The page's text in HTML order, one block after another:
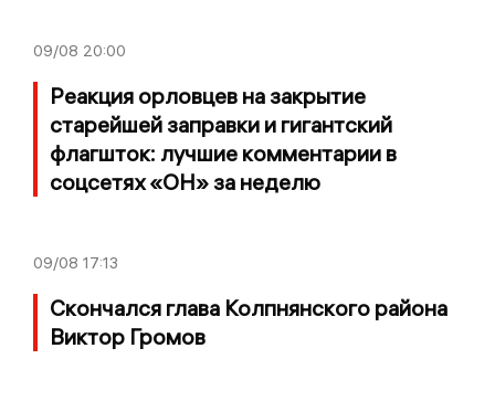
09/08 20:00
Реакция орловцев на закрытие
старейшей заправки и гигантский
флагшток: лучшие комментарии в
соцсетях «ОН» за неделю
09/08 17:13
Скончался глава Колпнянского района
Виктор Громов